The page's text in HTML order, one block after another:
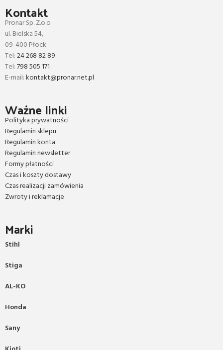
Kontakt
Pronar Sp. Z.o.o
ul. Bielska 54,
09-400 Płock
Tel:24 268 82 89
Tel:798 505 171
E-mail:kontakt@pronar.net.pl
Ważne linki
Polityka prywatności
Regulamin sklepu
Regulamin konta
Regulamin newsletter
Formy płatności
Czas i koszty dostawy
Czas realizacji zamówienia
Zwroty i reklamacje
Marki
Stihl
Stiga
AL-KO
Honda
Sany